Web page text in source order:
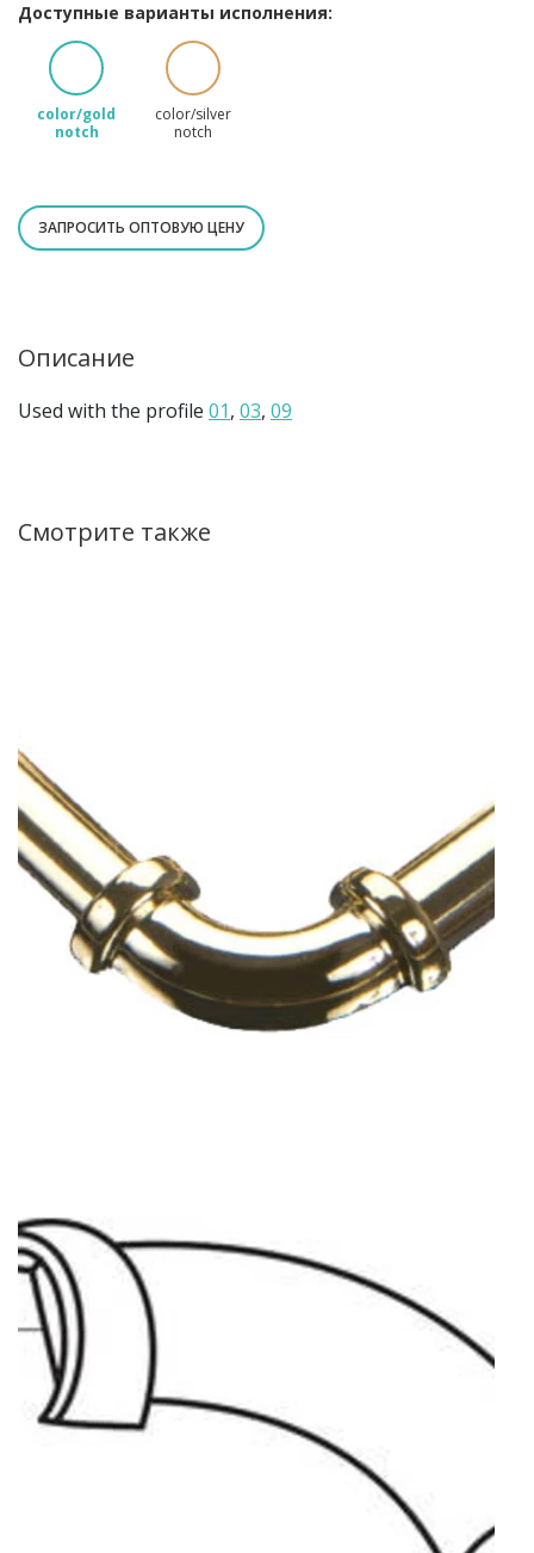
Доступные варианты исполнения:
color/gold
notch
color/silver
notch
ЗАПРОСИТЬ ОПТОВУЮ ЦЕНУ
Описание
Used with the profile 01, 03, 09
Смотрите также